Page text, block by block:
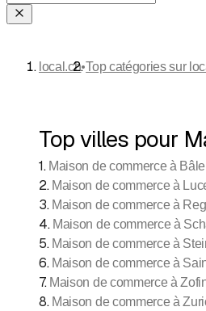
Top villes pour
1. Maison de commerce à Bâle
2. Maison de commerce à
3. Maison de commerce à
4. Maison de commerce à
5. Maison de commerce à
6. Maison de commerce à
7. Maison de commerce à
8. Maison de commerce à
local.ch•Top catégories sur